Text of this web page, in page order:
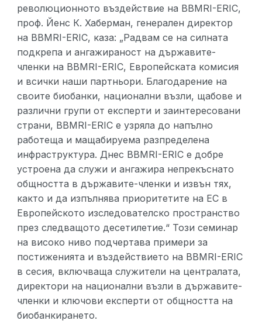
революционното въздействие на BBMRI-ERIC,
проф. Йенс К. Хаберман, генерален директор
на BBMRI-ERIC, каза: „Радвам се на силната
подкрепа и ангажираност на държавите-
членки на BBMRI-ERIC, Европейската комисия
и всички наши партньори. Благодарение на
своите биобанки, национални възли, щабове и
различни групи от експерти и заинтересовани
страни, BBMRI-ERIC е узряла до напълно
работеща и мащабируема разпределена
инфраструктура. Днес BBMRI-ERIC е добре
устроена да служи и ангажира непрекъснато
общността в държавите-членки и извън тях,
както и да изпълнява приоритетите на ЕС в
Европейското изследователско пространство
през следващото десетилетие.“ Този семинар
на високо ниво подчертава примери за
постиженията и въздействието на BBMRI-ERIC
в сесия, включваща служители на централата,
директори на национални възли в държавите-
членки и ключови експерти от общността на
биобанкирането.